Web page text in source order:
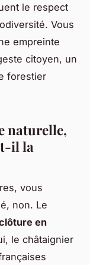
le respect
Vous
empreinte
citoyen, un
forestier
naturelle,
il la
vous
non. Le
en
le châtaignier